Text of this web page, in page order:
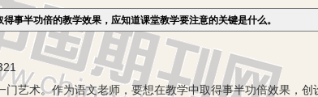
事半功倍的教学效果，应知道课堂教学要注意的关键是什么。
术。作为语文老师，要想在教学中取得事半功倍效果，创